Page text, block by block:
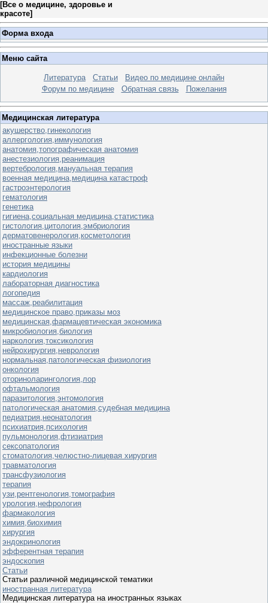
[Все о медицине, здоровье и
красоте]
Форма входа
Меню сайта
Литература Статьи
Видео по медицине онлайн
Форум по медицине
Обратная связь Пожелания
Медицинская литература
акушерство,гинекология
аллергология,иммунология
анатомия,топографическая анатомия
анестезиология,реанимация
вертебрология,мануальная терапия
военная медицина,медицина катастроф
гастроэнтерология
гематология
генетика
гигиена,социальная медицина,статистика
гистология,цитология,эмбриология
дерматовенерология,косметология
иностранные языки
инфекционные болезни
история медицины
кардиология
лабораторная диагностика
логопедия
массаж,реабилитация
медицинское право,приказы моз
медицинская,фармацевтическая экономика
микробиология,биология
наркология,токсикология
нейрохирургия,неврология
нормальная,патологическая физиология
онкология
оториноларингология,лор
офтальмология
паразитология,энтомология
патологическая анатомия,судебная медицина
педиатрия,неонатология
психиатрия,психология
пульмонология,фтизиатрия
сексопатология
стоматология,челюстно-лицевая хирургия
травматология
трансфузиология
терапия
узи,рентгенология,томография
урология,нефрология
фармакология
химия,биохимия
хирургия
эндокринология
эфферентная терапия
эндоскопия
Статьи
Статьи различной медицинской тематики
иностранная литература
Медицинская литература на иностранных языках